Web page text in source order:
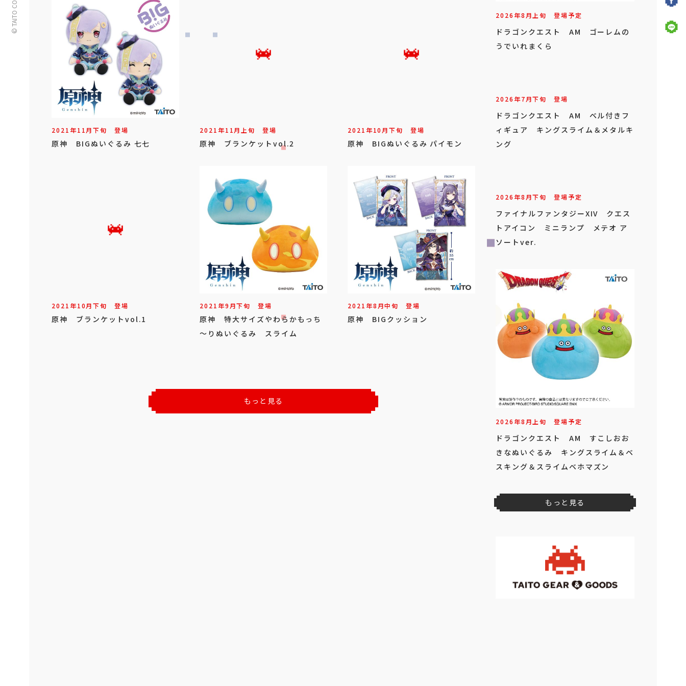
2021年11月下旬 登場
原神 BIGぬいぐるみ 七七
2021年11月上旬 登場
原神 ブランケットvol.2
2021年10月下旬 登場
原神 BIGぬいぐるみ パイモン
2021年10月下旬 登場
原神 ブランケットvol.1
2021年9月下旬 登場
原神 特大サイズやわらかもっち
～りぬいぐるみ スライム
2021年8月中旬 登場
原神 BIGクッション
もっと見る
2026年8月上旬 登場予定
ドラゴンクエスト AM ゴーレムの
うでいれまくら
2026年7月下旬 登場
ドラゴンクエスト AM ベル付きフ
ィギュア キングスライム＆メタルキ
ング
2026年8月下旬 登場予定
ファイナルファンタジーXIV クエス
トアイコン ミニランプ メテオ ア
ソートver.
2026年8月上旬 登場予定
ドラゴンクエスト AM すこしおお
きなぬいぐるみ キングスライム＆ベ
スキング＆スライムベホマズン
もっと見る